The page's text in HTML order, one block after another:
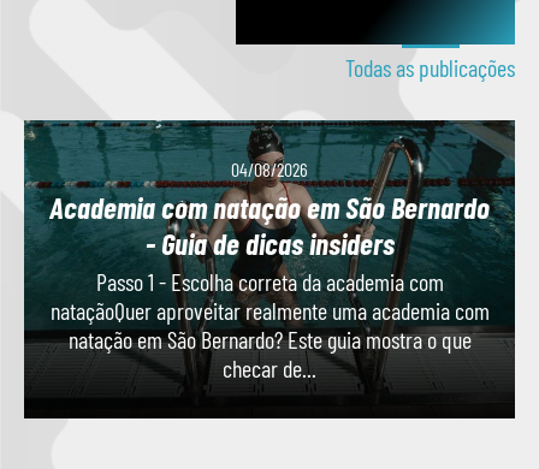
Artigos Publicados
Todas as publicações
04/08/2026
Academia com natação em São Bernardo
- Guia de dicas insiders
Passo 1 - Escolha correta da academia com
nataçãoQuer aproveitar realmente uma academia com
natação em São Bernardo? Este guia mostra o que
checar de...